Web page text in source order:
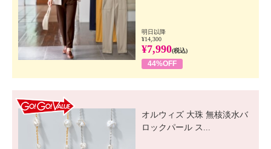
明日以降
¥14,300
¥7,990(税込)
44%OFF
オルウィズ 大珠 無核淡水バ
ロックパール ス...